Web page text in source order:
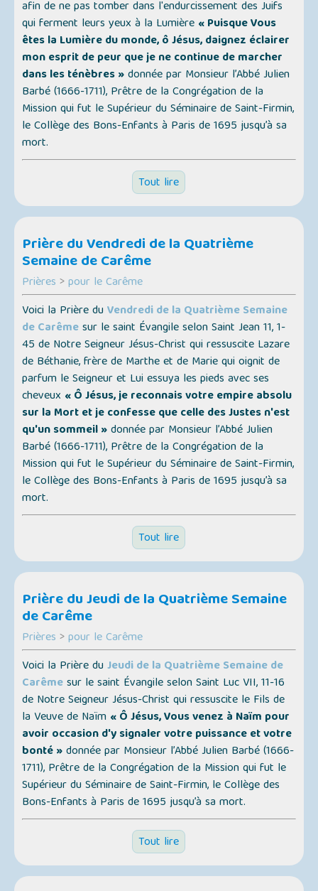
afin de ne pas tomber dans l'endurcissement des Juifs
qui ferment leurs yeux à la Lumière « Puisque Vous
êtes la Lumière du monde, ô Jésus, daignez éclairer
mon esprit de peur que je ne continue de marcher
dans les ténèbres »donnée par Monsieur l’Abbé Julien
Barbé (1666-1711), Prêtre de la Congrégation de la
Mission qui fut le Supérieur du Séminaire de Saint-Firmin,
le Collège des Bons-Enfants à Paris de 1695 jusqu’à sa
mort.
Tout lire
Prière du Vendredi de la Quatrième
Semaine de Carême
Prières >pour le Carême
Voici la Prière duVendredi de la Quatrième Semaine
de Carêmesur le saint Évangile selon Saint Jean 11, 1-
45 de Notre Seigneur Jésus-Christ qui ressuscite Lazare
de Béthanie, frère de Marthe et de Marie qui oignit de
parfum le Seigneur et Lui essuya les pieds avec ses
cheveux « Ô Jésus, je reconnais votre empire absolu
sur la Mort et je confesse que celle des Justes n'est
qu'un sommeil »donnée par Monsieur l’Abbé Julien
Barbé (1666-1711), Prêtre de la Congrégation de la
Mission qui fut le Supérieur du Séminaire de Saint-Firmin,
le Collège des Bons-Enfants à Paris de 1695 jusqu’à sa
mort.
Tout lire
Prière du Jeudi de la Quatrième Semaine
de Carême
Prières >pour le Carême
Voici la Prière duJeudi de la Quatrième Semaine de
Carêmesur le saint Évangile selon Saint Luc VII, 11-16
de Notre Seigneur Jésus-Christ qui ressuscite le Fils de
la Veuve de Naïm « Ô Jésus, Vous venez à Naïm pour
avoir occasion d'y signaler votre puissance et votre
bonté »donnée par Monsieur l’Abbé Julien Barbé (1666-
1711), Prêtre de la Congrégation de la Mission qui fut le
Supérieur du Séminaire de Saint-Firmin, le Collège des
Bons-Enfants à Paris de 1695 jusqu’à sa mort.
Tout lire